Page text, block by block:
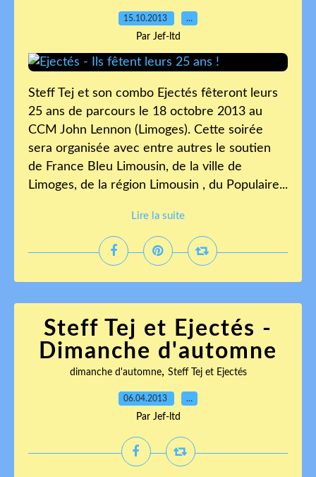
15.10.2013 …
Par Jef-ltd
Steff Tej et son combo Ejectés fêteront leurs
25 ans de parcours le 18 octobre 2013 au
CCM John Lennon (Limoges). Cette soirée
sera organisée avec entre autres le soutien
de France Bleu Limousin, de la ville de
Limoges, de la région Limousin , du Populaire...
Lire la suite
Steff Tej et Ejectés -
Dimanche d'automne
dimanche d'automne, Steff Tej et Ejectés
06.04.2013 …
Par Jef-ltd